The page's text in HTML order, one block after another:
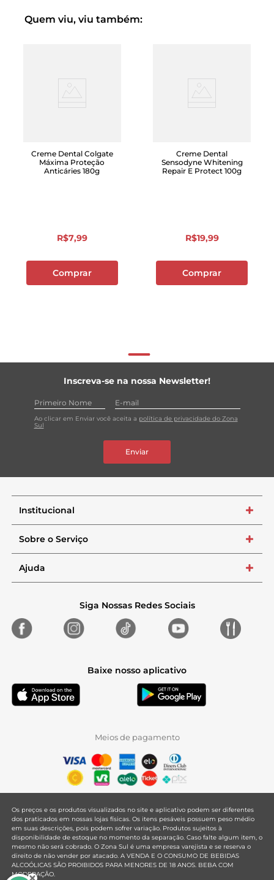
Quem viu, viu também:
Creme Dental Colgate
Máxima Proteção
Anticáries 180g
R$7,99
Comprar
Creme Dental
Sensodyne Whitening
Repair E Protect 100g
R$19,99
Comprar
Inscreva-se na nossa Newsletter!
Ao clicar em Enviar você aceita a política de privacidade do Zona
Sul
Enviar
Institucional +
Sobre o Serviço +
Ajuda +
Siga Nossas Redes Sociais
Baixe nosso aplicativo
Meios de pagamento
Os preços e os produtos visualizados no site e aplicativo podem ser diferentes
dos praticados em nossas lojas físicas. Os itens pesáveis possuem peso médio
em suas descrições, pois podem sofrer variação. Produtos sujeitos à
disponibilidade de estoque no momento da separação. Caso falte algum item, o
mesmo não será cobrado. O Zona Sul é uma empresa varejista e se reserva o
direito de não vender por atacado. A VENDA E O CONSUMO DE BEBIDAS
ALCOÓLICAS SÃO PROIBIDOS PARA MENORES DE 18 ANOS. BEBA COM
MODERAÇÃO.